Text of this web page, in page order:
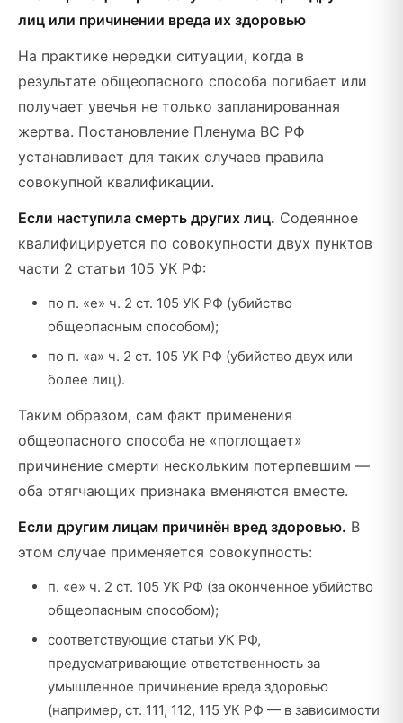
лиц или причинении вреда их здоровью
На практике нередки ситуации, когда в
результате общеопасного способа погибает или
получает увечья не только запланированная
жертва. Постановление Пленума ВС РФ
устанавливает для таких случаев правила
совокупной квалификации.
Если наступила смерть других лиц. Содеянное
квалифицируется по совокупности двух пунктов
части 2 статьи 105 УК РФ:
по п. «е» ч. 2 ст. 105 УК РФ (убийство
общеопасным способом);
по п. «а» ч. 2 ст. 105 УК РФ (убийство двух или
более лиц).
Таким образом, сам факт применения
общеопасного способа не «поглощает»
причинение смерти нескольким потерпевшим —
оба отягчающих признака вменяются вместе.
Если другим лицам причинён вред здоровью. В
этом случае применяется совокупность:
п. «е» ч. 2 ст. 105 УК РФ (за оконченное убийство
общеопасным способом);
соответствующие статьи УК РФ,
предусматривающие ответственность за
умышленное причинение вреда здоровью
(например, ст. 111, 112, 115 УК РФ — в зависимости